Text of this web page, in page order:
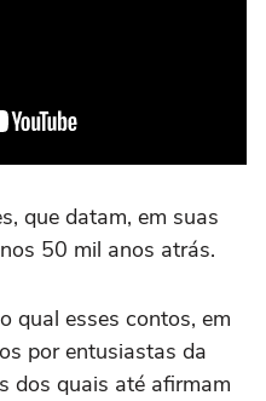
que datam, em suas
50 mil anos atrás.
qual esses contos, em
por entusiastas da
dos quais até afirmam